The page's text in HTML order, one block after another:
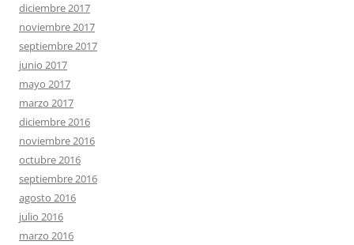
diciembre 2017
noviembre 2017
septiembre 2017
junio 2017
mayo 2017
marzo 2017
diciembre 2016
noviembre 2016
octubre 2016
septiembre 2016
agosto 2016
julio 2016
marzo 2016